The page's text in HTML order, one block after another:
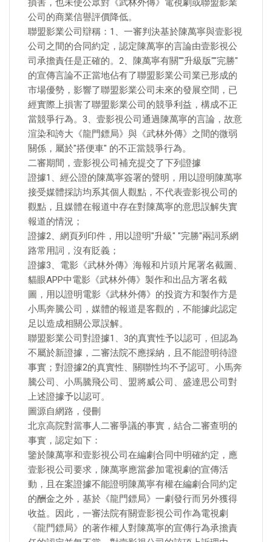
損害，也未使公眾對《武林外傳》電視劇或聯盟影業
公司的商業信譽評價降低。
聯盟影業公司辯稱：1、一審判決基於陳萬寧與壹影視
公司之間的合同約定，認定陳萬寧的言論由壹影視公
司承擔責任是正確的。2、陳萬寧有關""升級版""完勝"
的宣傳言論不正當地佔有了聯盟影業公司業已形成的
市場優勢，影響了聯盟影業公司未來的發展空間，已
經實際上損害了聯盟影業公司的競爭利益，構成不正
當競爭行為。3、壹影視公司通過陳萬寧的言論，故意
渲染和誇大《龍門鏢局》與《武林外傳》之間的微弱
關係，屬於"搭便車" 的不正當競爭行為。
二審期間，壹影視公司補充提交了下列證據
證據1、經公證的陳萬寧簽署的聲明，用以證明陳萬寧
接受媒體採訪均系其個人觀點，不代表壹影視公司的
觀點，且媒體在報道中存在對陳萬寧的意思誤解失實
報道的情況；
證據2、網頁列印件，用以證明"升級" "完勝"兩詞系網
路常用詞，沒有貶義；
證據3、電影《武林外傳》海報和片頭片尾署名截圖、
貓眼APP中電影《武林外傳》製作和出品方署名截
圖，用以證明電影《武林外傳》的投資方和製作方是
小馬奔騰公司，媒體的報道是客觀的，不能據此認定
足以造成相關公眾誤解。
聯盟影業公司對證據1、3的真實性予以認可，但認為
不屬於新證據，二審法院不應採納，且不能證明待證
事實；對證據2的真實性、關聯性均不予認可。小馬奔
騰公司、小馬騰飛公司、盟將威公司、盛達思公司對
上述證據予以認可。
圖源自網路，侵刪
北京高院對當事人二審爭議的事實，結合二審查明的
事實，認定如下：
鑒於陳萬寧和壹影視公司在編劇合同中明確約定，應
壹影視公司要求，陳萬寧應當參加電視劇的宣傳活
動，且在案證據不能證明陳萬寧有權在編劇合同約定
的酬金之外，基於《龍門鏢局》一劇發行而另外獲得
收益。因此，一審法院有關壹影視公司作為電視劇
《龍門鏢局》的著作權人對陳萬寧的宣傳行為承擔責